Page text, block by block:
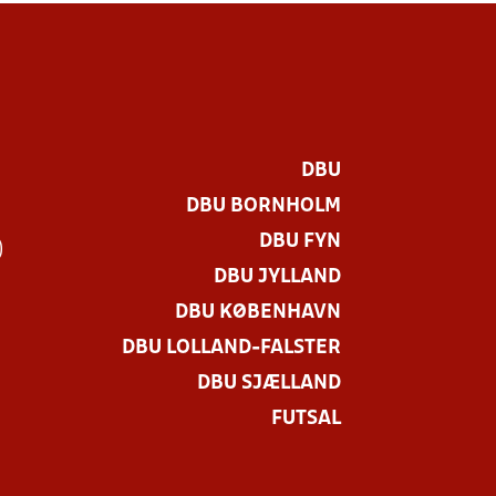
DBU
DBU BORNHOLM
DBU FYN
DBU JYLLAND
DBU KØBENHAVN
DBU LOLLAND-FALSTER
DBU SJÆLLAND
FUTSAL